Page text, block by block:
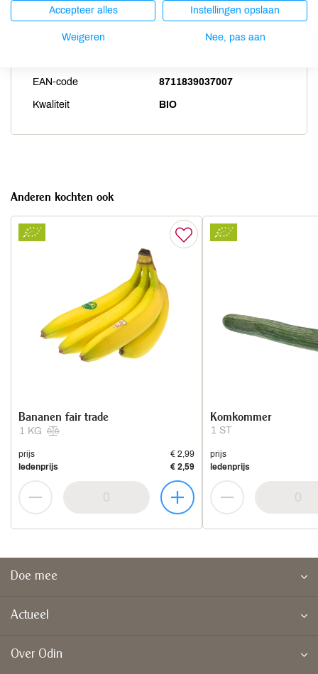
Land van herkomst
Kiloprijs
EAN-code 8711839037007
Kwaliteit BIO
Anderen kochten ook
1 KG
Bananen fair trade
prijs
€ 2,99
ledenprijs
€ 2,59
1 ST
Komkommer
prijs
ledenprijs
Doe mee
Actueel
Over Odin
Accepteer alles Instellingen opslaan
Weigeren Nee, pas aan